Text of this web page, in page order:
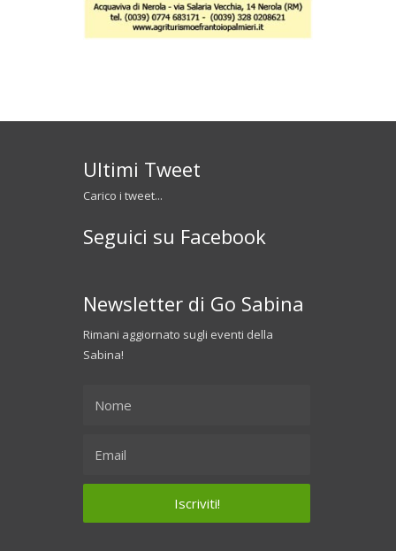
Ultimi Tweet
Carico i tweet...
Seguici su Facebook
Newsletter di Go Sabina
Rimani aggiornato sugli eventi della
Sabina!